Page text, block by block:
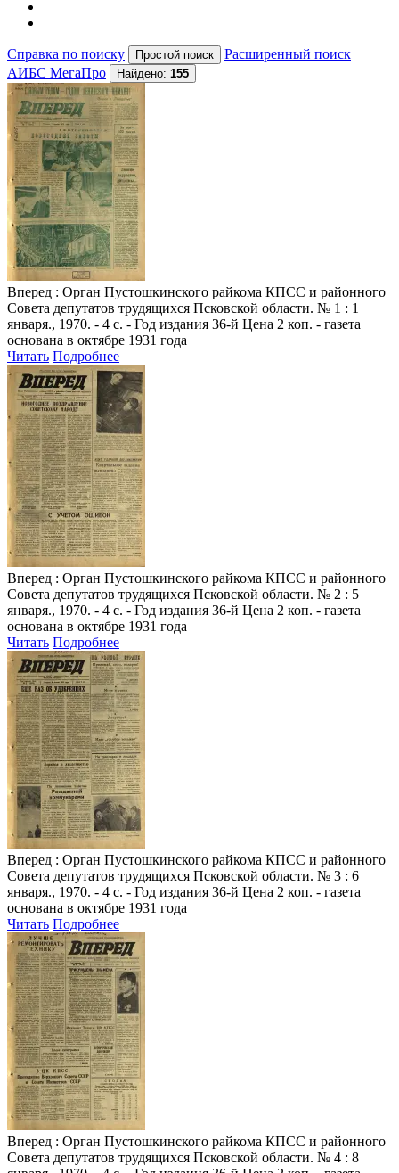
Справка по поиску
Расширенный поиск
АИБС МегаПро
Найдено: 155
Вперед : Орган Пустошкинского райкома КПСС и районного
Совета депутатов трудящихся Псковской области. № 1 : 1
января., 1970. - 4 с. - Год издания 36-й Цена 2 коп. - газета
основана в октябре 1931 года
Читать Подробнее
Вперед : Орган Пустошкинского райкома КПСС и районного
Совета депутатов трудящихся Псковской области. № 2 : 5
января., 1970. - 4 с. - Год издания 36-й Цена 2 коп. - газета
основана в октябре 1931 года
Читать Подробнее
Вперед : Орган Пустошкинского райкома КПСС и районного
Совета депутатов трудящихся Псковской области. № 3 : 6
января., 1970. - 4 с. - Год издания 36-й Цена 2 коп. - газета
основана в октябре 1931 года
Читать Подробнее
Вперед : Орган Пустошкинского райкома КПСС и районного
Совета депутатов трудящихся Псковской области. № 4 : 8